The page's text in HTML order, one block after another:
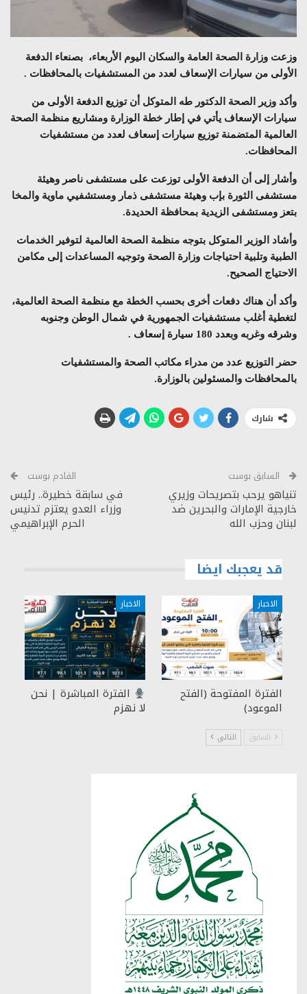
وزعت وزارة الصحة العامة والسكان اليوم الأربعاء، بصنعاء الدفعة
الأولى من سيارات الإسعاف لعدد من المستشفيات بالمحافظات .
وأكد وزير الصحة الدكتور طه المتوكل أن توزيع الدفعة الأولى من
سيارات الإسعاف يأتي في إطار خطة الوزارة ومشاريع منظمة الصحة
العالمية المتضمنة توزيع سيارات إسعاف لعدد من مستشفيات
المحافظات.
وأشار إلى أن الدفعة الأولى توزعت على مستشفى ناصر وهيئة
مستشفى الثورة بإب وهيئة مستشفى ذمار ومستشفيي ماوية والمخا
بتعز ومستشفى الزيدية بمحافظة الحديدة.
وأشاد الوزير المتوكل بتوجه منظمة الصحة العالمية لتوفير الخدمات
الطبية وتلبية احتياجات وزارة الصحة وتوجيه المساعدات إلى مكامن
الاحتياج الصحيح.
وأكد أن هناك دفعات أخرى بحسب الخطة مع منظمة الصحة العالمية،
لتغطية أغلب مستشفيات الجمهورية في شمال الوطن وجنوبه
وشرقه وغربه وبعدد 180 سيارة إسعاف .
حضر التوزيع عدد من مدراء مكاتب الصحة والمستشفيات
بالمحافظات والمسئولين بالوزارة.
شارك
السابق بوست
تنياهو يرحب بتصريحات وزيري
خارجية الإمارات والبحرين ضد
لبنان وحزب الله
القادم بوست
في سابقة خطيرة.. رئيس
وزراء العدو يعتزم تدنيس
الحرم الإبراهيمي
قد يعجبك ايضا
الاخبار
الفترة المفتوحة (الفتح
الموعود)
الاخبار
الفترة المباشرة | نحن
لا نهزم
السابق التالي